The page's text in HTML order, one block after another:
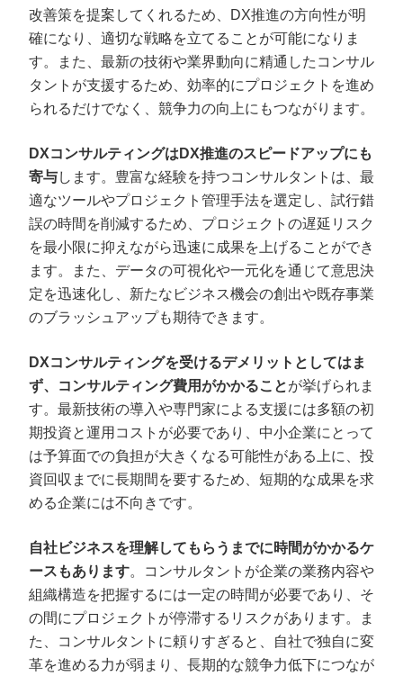
改善策を提案してくれるため、DX推進の方向性が明
確になり、適切な戦略を立てることが可能になりま
す。また、最新の技術や業界動向に精通したコンサル
タントが支援するため、効率的にプロジェクトを進め
られるだけでなく、競争力の向上にもつながります。
DXコンサルティングはDX推進のスピードアップにも
寄与します。豊富な経験を持つコンサルタントは、最
適なツールやプロジェクト管理手法を選定し、試行錯
誤の時間を削減するため、プロジェクトの遅延リスク
を最小限に抑えながら迅速に成果を上げることができ
ます。また、データの可視化や一元化を通じて意思決
定を迅速化し、新たなビジネス機会の創出や既存事業
のブラッシュアップも期待できます。
DXコンサルティングを受けるデメリットとしてはま
ず、コンサルティング費用がかかることが挙げられま
す。最新技術の導入や専門家による支援には多額の初
期投資と運用コストが必要であり、中小企業にとって
は予算面での負担が大きくなる可能性がある上に、投
資回収までに長期間を要するため、短期的な成果を求
める企業には不向きです。
自社ビジネスを理解してもらうまでに時間がかかるケ
ースもあります。コンサルタントが企業の業務内容や
組織構造を把握するには一定の時間が必要であり、そ
の間にプロジェクトが停滞するリスクがあります。ま
た、コンサルタントに頼りすぎると、自社で独自に変
革を進める力が弱まり、長期的な競争力低下につなが